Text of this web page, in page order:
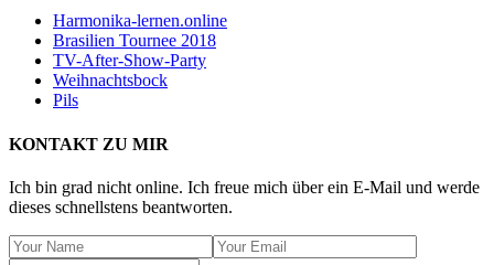
Harmonika-lernen.online
Brasilien Tournee 2018
TV-After-Show-Party
Weihnachtsbock
Pils
KONTAKT ZU MIR
Ich bin grad nicht online. Ich freue mich über ein E-Mail und werde
dieses schnellstens beantworten.